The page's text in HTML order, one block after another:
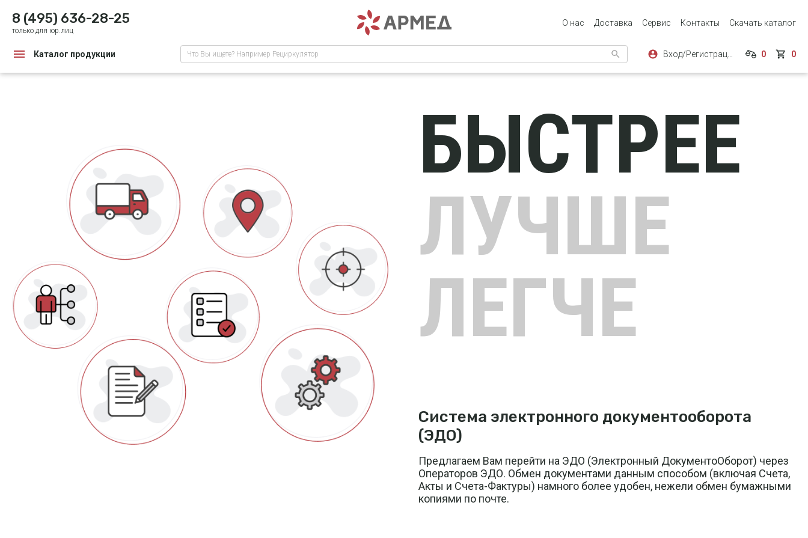
8 (495) 636-28-25
только для юр.лиц
О нас Доставка Сервис Контакты Скачать каталог
Каталог продукции Что Вы ищете? Например Рециркулятор 0 0
БЫСТРЕЕ
ЛУЧШЕ
ЛЕГЧЕ
Система электронного документооборота
(ЭДО)
Предлагаем Вам перейти на ЭДО (Электронный ДокументоОборот) через
Операторов ЭДО. Обмен документами данным способом (включая Счета,
Акты и Счета-Фактуры) намного более удобен, нежели обмен бумажными
копиями по почте.